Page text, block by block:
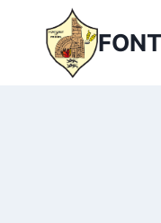
contenu